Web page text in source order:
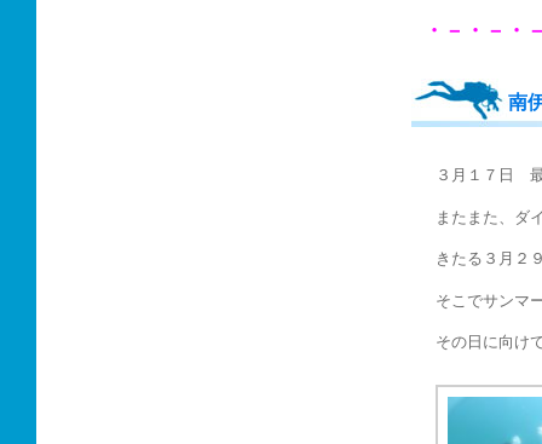
・－・－・
南
３月１７日
またまた、ダ
きたる３月２
そこでサンマ
その日に向け